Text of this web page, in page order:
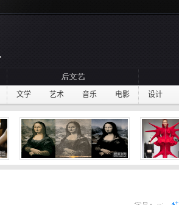
文学 艺术 音乐 电影 设计